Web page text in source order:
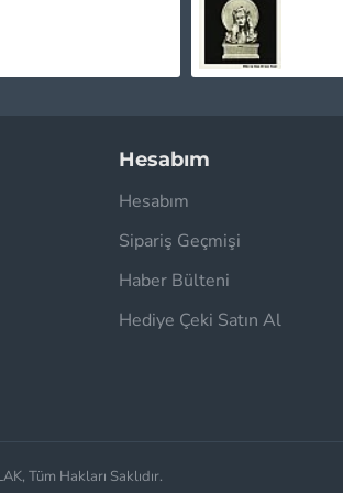
Hesabım
Hesabım
Sipariş Geçmişi
Haber Bülteni
Hediye Çeki Satın Al
Tüm Hakları Saklıdır.